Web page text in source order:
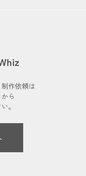
作依頼は
ら
。